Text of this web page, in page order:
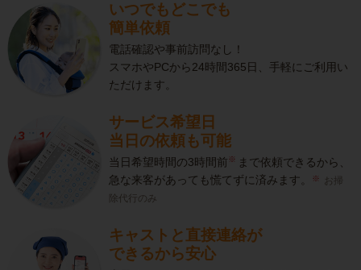
いつでもどこでも
簡単依頼
電話確認や事前訪問なし！
スマホやPCから24時間365日、手軽にご利用い
ただけます。
サービス希望日
当日の依頼も可能
当日希望時間の3時間前※ まで依頼できるから、
急な来客があっても慌てずに済みます。
お掃
除代行のみ
キャストと直接連絡が
できるから安心